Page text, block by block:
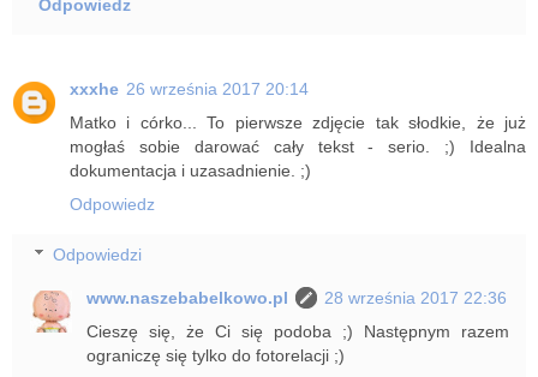
Odpowiedz
xxxhe 26 września 2017 20:14
Matko i córko... To pierwsze zdjęcie tak słodkie, że już
mogłaś sobie darować cały tekst - serio. ;) Idealna
dokumentacja i uzasadnienie. ;)
Odpowiedz
Odpowiedzi
www.naszebabelkowo.pl
28 września 2017 22:36
Cieszę się, że Ci się podoba ;) Następnym razem
ograniczę się tylko do fotorelacji ;)